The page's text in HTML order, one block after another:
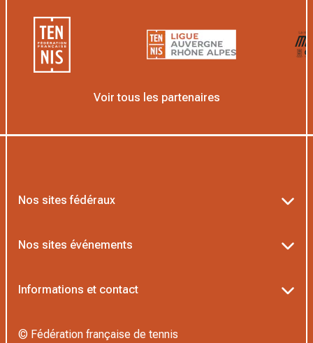
Voir tous les partenaires
Nos sites fédéraux
Proshop FFT
Nos sites événements
Informations et contact
© Fédération française de tennis